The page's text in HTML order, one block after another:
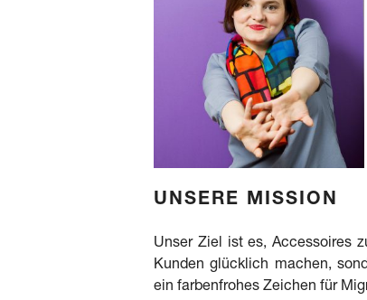
UNSERE MISSION
Unser Ziel ist es, Accessoires
Kunden glücklich machen,
ein farbenfrohes Zeichen für